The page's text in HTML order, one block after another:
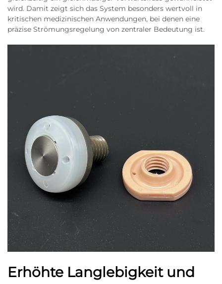
wird. Damit zeigt sich das System besonders wertvoll in
kritischen medizinischen Anwendungen, bei denen eine
präzise Strömungsregelung von zentraler Bedeutung ist.
Erhöhte Langlebigkeit und